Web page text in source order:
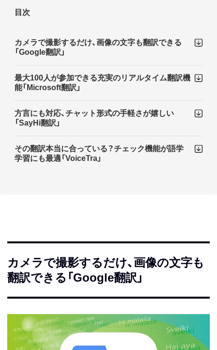
目次
カメラで撮影するだけ、画像の文字も翻訳できる
「Google翻訳」
最大100人が参加できる充実のリアルタイム翻訳機
能「Microsoft翻訳」
方言にも対応、チャット形式の手軽さが嬉しい
「SayHi翻訳」
その翻訳本当に合っている？チェック機能が語学
学習にも最適「VoiceTra」
カメラで撮影するだけ、画像の文字も
翻訳できる「Google翻訳」